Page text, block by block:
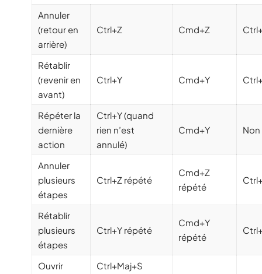
Annuler
(retour en
arrière)
Ctrl+Z Cmd+Z
Rétablir
(revenir en
avant)
Ctrl+Y Cmd+Y
Répéter la
dernière
action
Ctrl+Y (quand
rien n’est
annulé)
Cmd+Y
Annuler
plusieurs
étapes
Ctrl+Z répété
Cmd+Z
répété
Rétablir
plusieurs
étapes
Ctrl+Y répété
Cmd+Y
répété
Ouvrir
Ctrl+Maj+S